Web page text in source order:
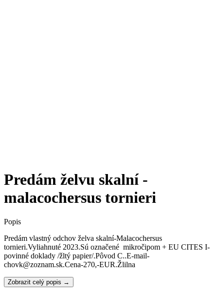
Predám želvu skalní -
malacochersus tornieri
Popis
Predám vlastný odchov želva skalní-Malacochersus
tornieri.Vyliahnuté 2023.Sú označené mikročipom + EU CITES I-
povinné doklady /žltý papier/.Pôvod C..E-mail-
chovk@zoznam.sk.Cena-270,-EUR.Žlilna
Zobrazit celý popis →